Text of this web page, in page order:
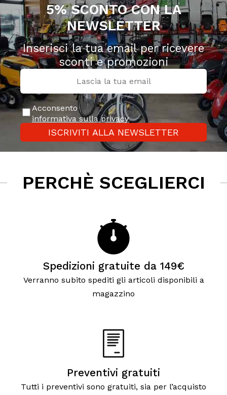
5% SCONTO CON LA
NEWSLETTER
Inserisci la tua email per ricevere
sconti e promozioni
Acconsento
informativa sulla privacy
ISCRIVITI ALLA NEWSLETTER
PERCHÈ SCEGLIERCI
Spedizioni gratuite da 149€
Verranno subito spediti gli articoli disponibili a
magazzino
Preventivi gratuiti
Tutti i preventivi sono gratuiti, sia per l’acquisto